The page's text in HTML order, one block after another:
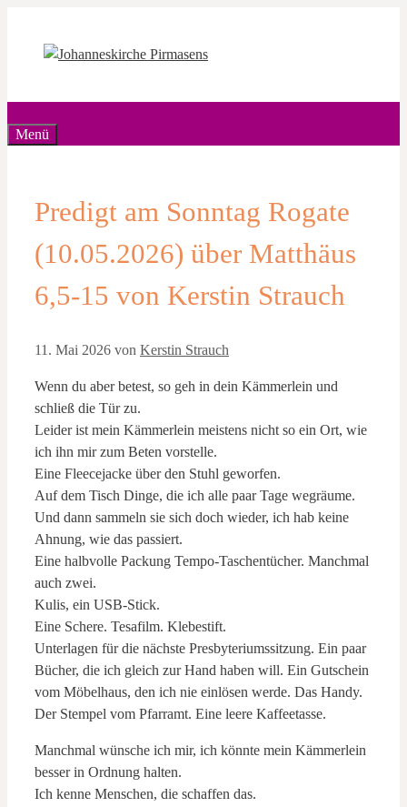
springen
Menü
Predigt am Sonntag Rogate
(10.05.2026) über Matthäus
6,5-15 von Kerstin Strauch
11. Mai 2026 von Kerstin Strauch
Wenn du aber betest, so geh in dein Kämmerlein und
schließ die Tür zu.
Leider ist mein Kämmerlein meistens nicht so ein Ort, wie
ich ihn mir zum Beten vorstelle.
Eine Fleecejacke über den Stuhl geworfen.
Auf dem Tisch Dinge, die ich alle paar Tage wegräume.
Und dann sammeln sie sich doch wieder, ich hab keine
Ahnung, wie das passiert.
Eine halbvolle Packung Tempo-Taschentücher. Manchmal
auch zwei.
Kulis, ein USB-Stick.
Eine Schere. Tesafilm. Klebestift.
Unterlagen für die nächste Presbyteriumssitzung. Ein paar
Bücher, die ich gleich zur Hand haben will. Ein Gutschein
vom Möbelhaus, den ich nie einlösen werde. Das Handy.
Der Stempel vom Pfarramt. Eine leere Kaffeetasse.
Manchmal wünsche ich mir, ich könnte mein Kämmerlein
besser in Ordnung halten.
Ich kenne Menschen, die schaffen das.